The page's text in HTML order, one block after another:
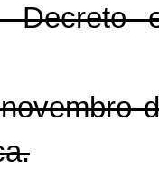
Decreto